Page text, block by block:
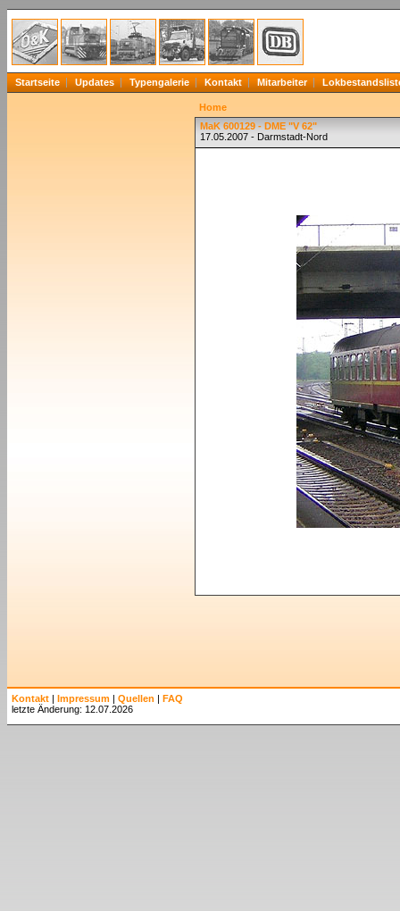
Startseite Updates Typengalerie Kontakt Mitarbeiter
Home
MaK 600129 - DME "V 62"
17.05.2007 - Darmstadt-Nord
Kontakt | Impressum | Quellen | FAQ
letzte Änderung: 12.07.2026